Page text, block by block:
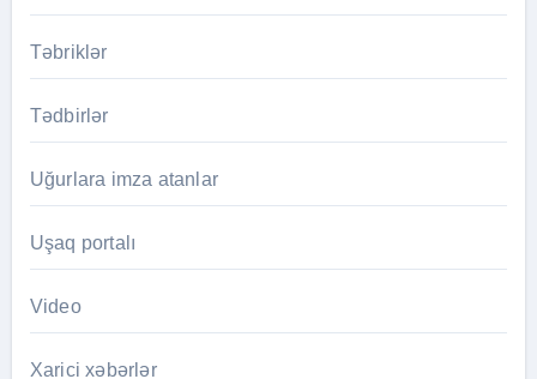
Təbriklər
Tədbirlər
Uğurlara imza atanlar
Uşaq portalı
Video
Xarici xəbərlər